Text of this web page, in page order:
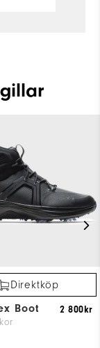
Direktköp
Boot
2 800kr